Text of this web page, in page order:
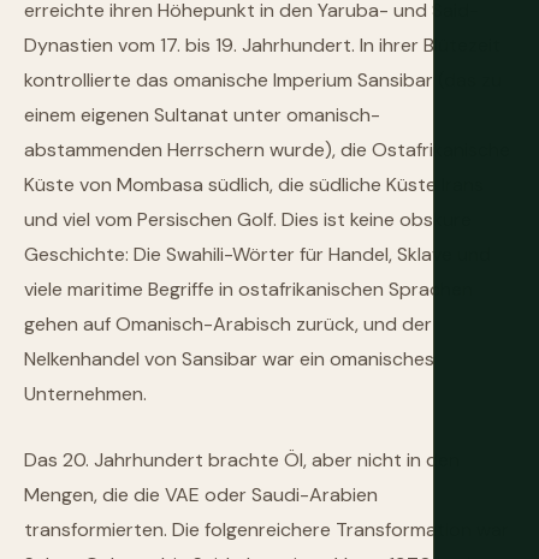
erreichte ihren Höhepunkt in den Yaruba- und Said-
Dynastien vom 17. bis 19. Jahrhundert. In ihrer Blütezeit
kontrollierte das omanische Imperium Sansibar (das zu
einem eigenen Sultanat unter omanisch-
abstammenden Herrschern wurde), die Ostafrikanische
Küste von Mombasa südlich, die südliche Küste Irans
und viel vom Persischen Golf. Dies ist keine obskure
Geschichte: Die Swahili-Wörter für Handel, Sklave und
viele maritime Begriffe in ostafrikanischen Sprachen
gehen auf Omanisch-Arabisch zurück, und der
Nelkenhandel von Sansibar war ein omanisches
Unternehmen.
Das 20. Jahrhundert brachte Öl, aber nicht in den
Mengen, die die VAE oder Saudi-Arabien
transformierten. Die folgenreichere Transformation war